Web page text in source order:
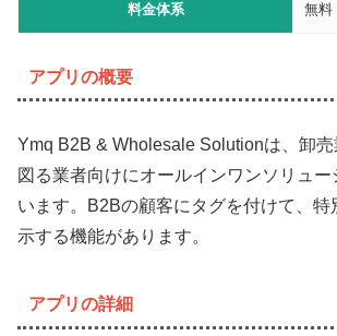
料金体系 無料
アプリの概要
Ymq B2B & Wholesale Solutionは、卸
図る業者向けにオールインワンソリュー
います。B2Bの顧客にタグを付けて、特
示する機能があります。
アプリの詳細